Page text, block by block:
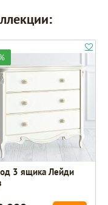
3 ящика Лейди